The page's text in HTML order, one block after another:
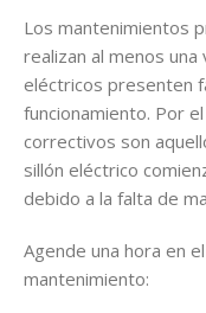
Los mantenimientos
realizan al menos
eléctricos presenten
funcionamiento. Por
correctivos son
sillón eléctrico
debido a la falta de
Agende una hora en
mantenimiento: